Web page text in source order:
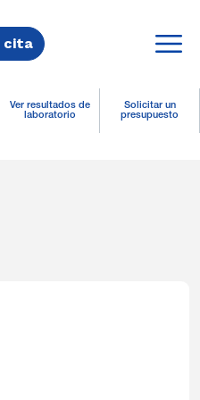
cita
Ver resultados de
laboratorio
Solicitar un
presupuesto